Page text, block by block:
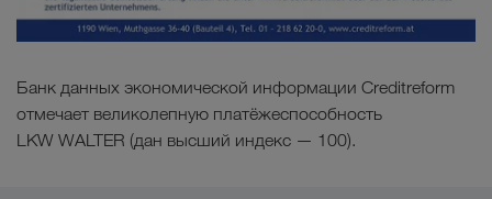
Банк данных экономической информации Creditreform
отмечает великолепную платёжеспособность
LKW WALTER (дан высший индекс — 100).